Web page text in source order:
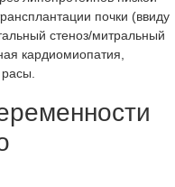
почки (ввиду
стеноз/митральный
кардиомиопатия,